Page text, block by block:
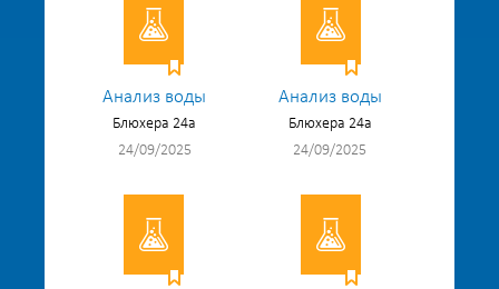
Анализ воды
Блюхера 24а
24/09/2025
Анализ воды
Блюхера 24а
24/09/2025